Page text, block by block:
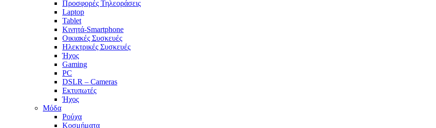
Προσφορές Τηλεοράσεις
Laptop
Tablet
Κινητά-Smartphone
Οικιακές Συσκευές
Hλεκτρικές Συσκευές
Ήχος
Gaming
PC
DSLR – Cameras
Εκτυπωτές
Ήχος
Μόδα
Ρούχα
Κοσμήματα